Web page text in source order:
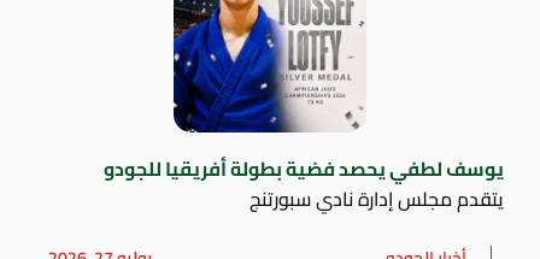
يوسف لطفي يحصد فضية بطولة أفريقيا للجودو
يتقدم مجلس إدارة نادي سبورتنج